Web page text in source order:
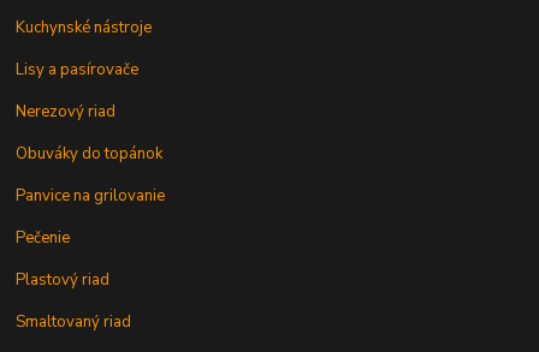
Kuchynské nástroje
Lisy a pasírovače
Nerezový riad
Obuváky do topánok
Panvice na grilovanie
Pečenie
Plastový riad
Smaltovaný riad